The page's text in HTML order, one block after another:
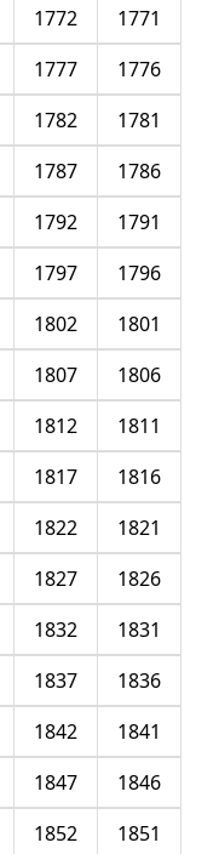
1771
1772
1776
1777
1781
1782
1786
1787
1791
1792
1796
1797
1801
1802
1806
1807
1811
1812
1816
1817
1821
1822
1826
1827
1831
1832
1836
1837
1841
1842
1846
1847
1851
1852